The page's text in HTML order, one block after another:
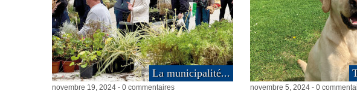
La municipalité...
novembre 19, 2024 - 0 commentaires novembre 5, 2024 - 0